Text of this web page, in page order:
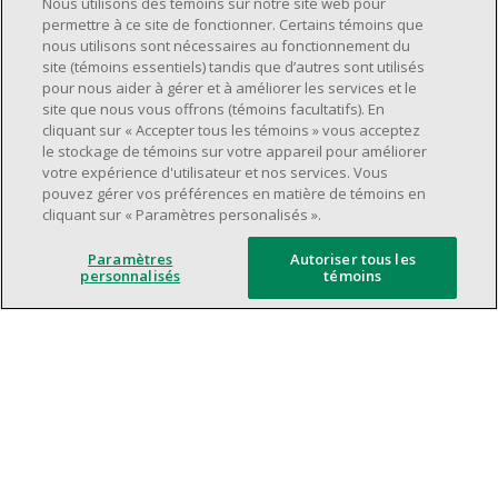
supervision.
Avoir une grande disponibilité (quarts de
travail le jour, le soir, la fin de semaine).
Être capable d'organiser efficacement son
temps et de gérer ses priorités.
Excellentes compétences en matière de
communication et de relations
interpersonnelles.
Avoir du leadership et un bon esprit
d'équipe.
Capacité à effectuer plusieurs tâches à la
permettre à ce site de fonctionner. Certains témoins que
nous utilisons sont nécessaires au fonctionnement du
site (témoins essentiels) tandis que d’autres sont utilisés
pour nous aider à gérer et à améliorer les services et le
site que nous vous offrons (témoins facultatifs). En
cliquant sur « Accepter tous les témoins » vous acceptez
le stockage de témoins sur votre appareil pour améliorer
votre expérience d'utilisateur et nos services. Vous
pouvez gérer vos préférences en matière de témoins en
cliquant sur « Paramètres personalisés ».
Paramètres
personnalisés
Autoriser tous les
témoins